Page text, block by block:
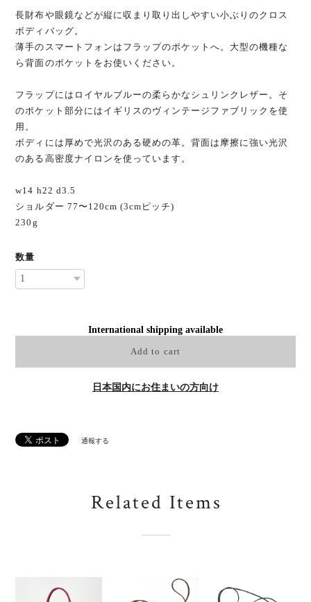
長財布や眼鏡などが縦に収まり取り出しやすい小ぶりのクロス
ボディバッグ。
薄手のスマートフォンはフラップのポケットへ。大型の機種な
ら背面のポケットをお使いください。
フラップにはロイヤルブルーの柔らかなシュリンクレザー。そ
のポケット部分にはイギリスのヴィンテージファブリックを使
用。
ボディには厚めで光沢のある硬めの革。背面は摩擦に強い光沢
のある高密度ナイロンを使っています。
w14 h22 d3.5
ショルダー 77〜120cm (3cmピッチ)
230g
数量
International shipping available
Add to cart
日本国内にお住まいの方向け
通報する
Related Items